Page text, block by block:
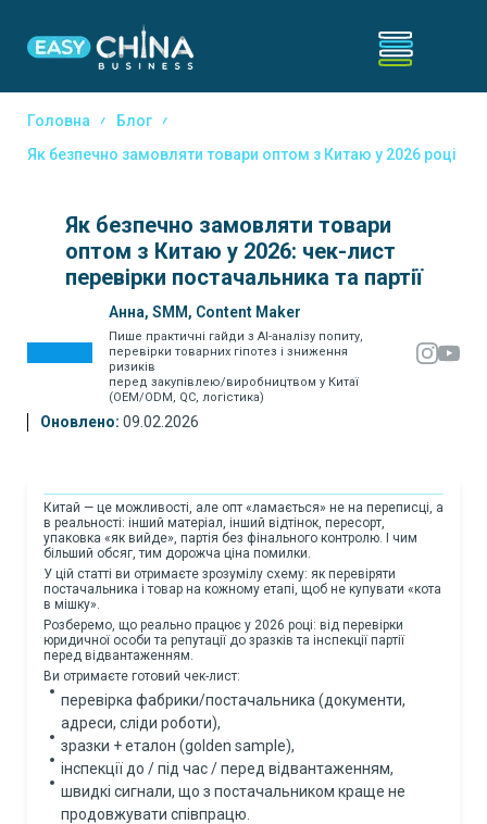
Головна
Блог
Як безпечно замовляти товари оптом з Китаю у 2026 році
Як безпечно замовляти товари
оптом з Китаю у 2026: чек-лист
перевірки постачальника та партії
Анна, SMM, Content Maker
Пише практичні гайди з AI-аналізу попиту,
перевірки товарних гіпотез і зниження
ризиків
перед закупівлею/виробництвом у Китаї
(OEM/ODM, QC, логістика)
Оновлено: 09.02.2026
Китай — це можливості, але опт «ламається» не на переписці, а
в реальності: інший матеріал, інший відтінок, пересорт,
упаковка «як вийде», партія без фінального контролю. І чим
більший обсяг, тим дорожча ціна помилки.
У цій статті ви отримаєте зрозумілу схему: як перевіряти
постачальника і товар на кожному етапі, щоб не купувати «кота
в мішку».
Розберемо, що реально працює у 2026 році: від перевірки
юридичної особи та репутації до зразків та інспекції партії
перед відвантаженням.
Ви отримаєте готовий чек-лист:
перевірка фабрики/постачальника (документи,
адреси, сліди роботи),
зразки + еталон (golden sample),
інспекції до / під час / перед відвантаженням,
швидкі сигнали, що з постачальником краще не
продовжувати співпрацю.